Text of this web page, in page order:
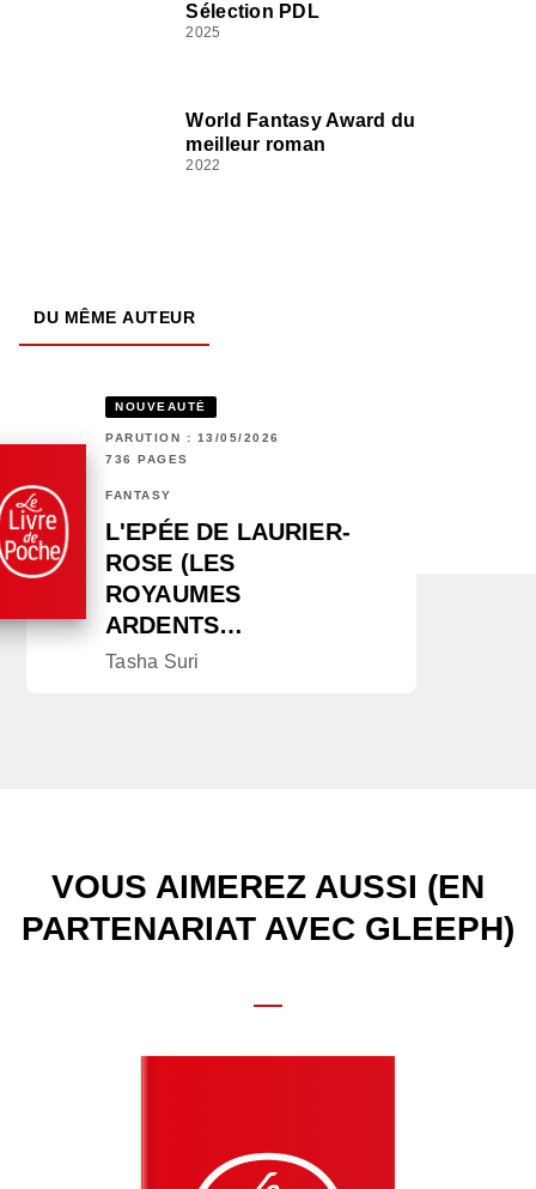
Sélection PDL
2025
World Fantasy Award du
meilleur roman
2022
DU MÊME AUTEUR
NOUVEAUTÉ
PARUTION : 13/05/2026
736 PAGES
FANTASY
L'EPÉE DE LAURIER-
ROSE (LES
ROYAUMES
ARDENTS…
Tasha Suri
VOUS AIMEREZ AUSSI (EN
PARTENARIAT AVEC GLEEPH)